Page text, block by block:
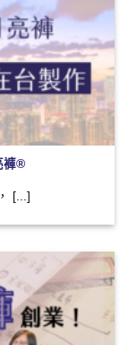
褲®
[...]